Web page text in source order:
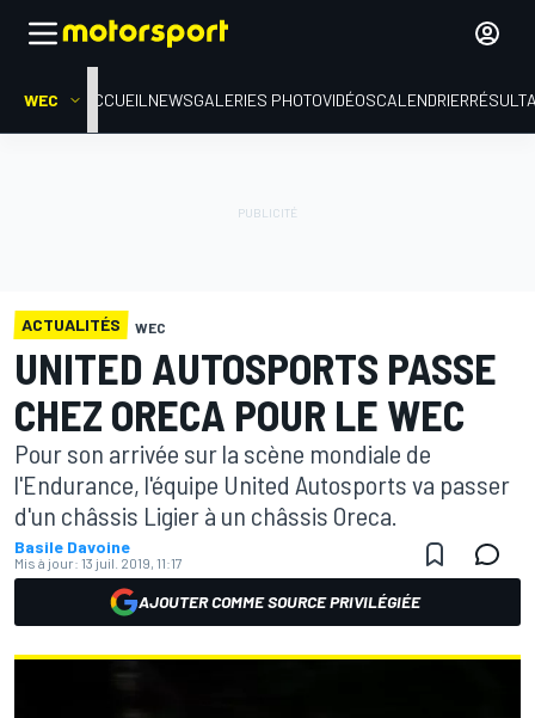
WEC ACCUEIL NEWSGALERIES PHOTOVIDÉOSCALENDRIER
ACTUALITÉS WEC
UNITED AUTOSPORTS PASSE
CHEZ ORECA POUR LE WEC
Pour son arrivée sur la scène mondiale de
l'Endurance, l'équipe United Autosports va passer
d'un châssis Ligier à un châssis Oreca.
Basile Davoine
Mis à jour: 13 juil. 2019, 11:17
AJOUTER COMME SOURCE PRIVILÉGIÉE